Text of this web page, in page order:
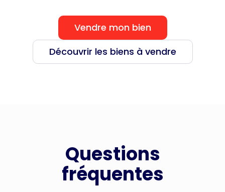
Vendre mon bien
Découvrir les biens à vendre
Questions
fréquentes